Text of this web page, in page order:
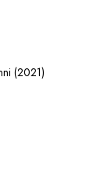
(2021)